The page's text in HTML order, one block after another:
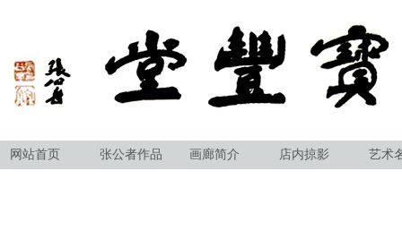
网站首页 张公者作品 画廊简介 店内掠影 艺术